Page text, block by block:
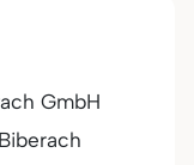
GmbH
Biberach